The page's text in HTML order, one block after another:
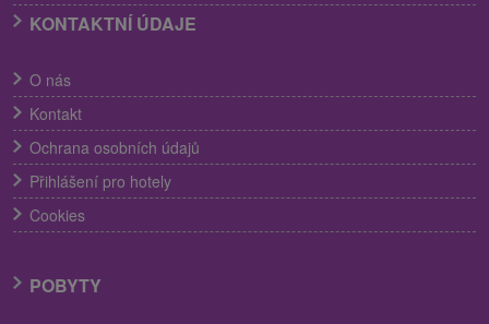
KONTAKTNÍ ÚDAJE
O nás
Kontakt
Ochrana osobních údajů
Přihlášení pro hotely
Cookies
POBYTY